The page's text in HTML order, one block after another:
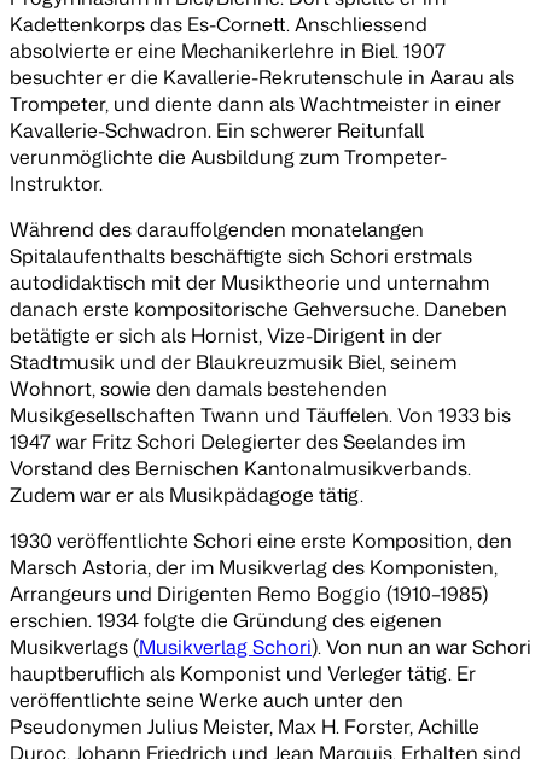
Kadettenkorps das Es-Cornett. Anschliessend
absolvierte er eine Mechanikerlehre in Biel. 1907
besuchter er die Kavallerie-Rekrutenschule in Aarau als
Trompeter, und diente dann als Wachtmeister in einer
Kavallerie-Schwadron. Ein schwerer Reitunfall
verunmöglichte die Ausbildung zum Trompeter-
Instruktor.
Während des darauffolgenden monatelangen
Spitalaufenthalts beschäftigte sich Schori erstmals
autodidaktisch mit der Musiktheorie und unternahm
danach erste kompositorische Gehversuche. Daneben
betätigte er sich als Hornist, Vize-Dirigent in der
Stadtmusik und der Blaukreuzmusik Biel, seinem
Wohnort, sowie den damals bestehenden
Musikgesellschaften Twann und Täuffelen. Von 1933 bis
1947 war Fritz Schori Delegierter des Seelandes im
Vorstand des Bernischen Kantonalmusikverbands.
Zudem war er als Musikpädagoge tätig.
1930 veröffentlichte Schori eine erste Komposition, den
Marsch Astoria, der im Musikverlag des Komponisten,
Arrangeurs und Dirigenten Remo Boggio (1910–1985)
erschien. 1934 folgte die Gründung des eigenen
Musikverlags (Musikverlag Schori). Von nun an war Schori
hauptberuflich als Komponist und Verleger tätig. Er
veröffentlichte seine Werke auch unter den
Pseudonymen Julius Meister, Max H. Forster, Achille
Duroc, Johann Friedrich und Jean Marquis. Erhalten sind